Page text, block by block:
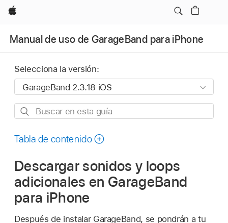
Apple
Manual de uso de GarageBand para iPhone
Selecciona la versión:
Buscar
esta
Tabla de contenido
Descargar sonidos y loops
adicionales en GarageBand
para iPhone
Después de instalar GarageBand, se pondrán a tu